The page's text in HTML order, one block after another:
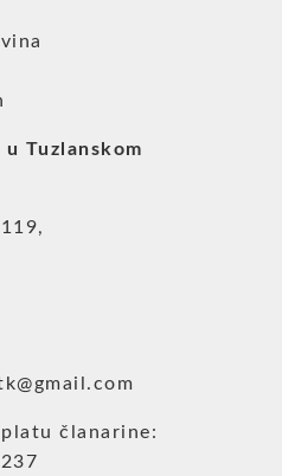
Tuzlanskom
članarine: